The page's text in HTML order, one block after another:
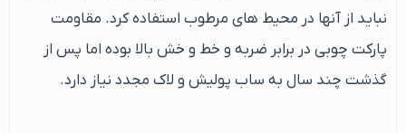
نباید از آنها در محیط های مرطوب استفاده کرد. مقاومت
پارکت چوبی در برابر ضربه و خط و خش بالا بوده اما پس از
گذشت چند سال به ساب پولیش و لاک مجدد نیاز دارد.